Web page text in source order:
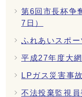
第6回市長杯争
7日）
ふれあいスポー
平成27年度大
LPガス災害事
不法投棄監視